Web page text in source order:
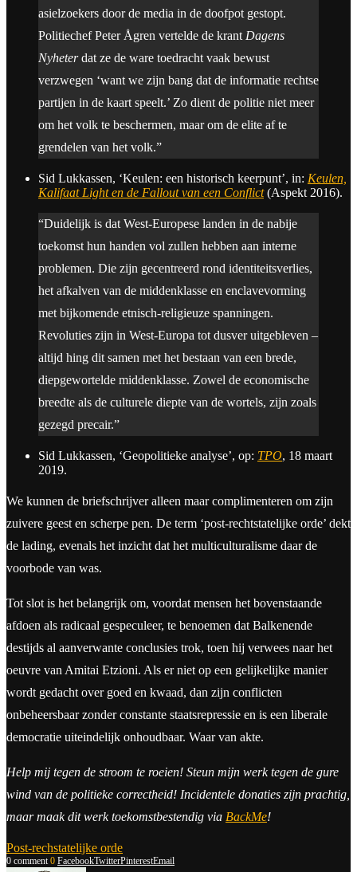
asielzoekers door de media in de doofpot gestopt.
Politiechef Peter Ågren vertelde de krant Dagens
Nyheterdat ze de ware toedracht vaak bewust
verzwegen ‘want we zijn bang dat de informatie rechtse
partijen in de kaart speelt.’ Zo dient de politie niet meer
om het volk te beschermen, maar om de elite af te
grendelen van het volk.”
Sid Lukkassen, ‘Keulen: een historisch keerpunt’, in: Keulen,
Kalifaat Light en de Fallout van een Conflict(Aspekt 2016).
“Duidelijk is dat West-Europese landen in de nabije
toekomst hun handen vol zullen hebben aan interne
problemen. Die zijn gecentreerd rond identiteitsverlies,
het afkalven van de middenklasse en enclavevorming
met bijkomende etnisch-religieuze spanningen.
Revoluties zijn in West-Europa tot dusver uitgebleven –
altijd hing dit samen met het bestaan van een brede,
diepgewortelde middenklasse. Zowel de economische
breedte als de culturele diepte van de wortels, zijn zoals
gezegd precair.”
Sid Lukkassen, ‘Geopolitieke analyse’, op: TPO, 18 maart
2019.
We kunnen de briefschrijver alleen maar complimenteren om zijn
zuivere geest en scherpe pen. De term ‘post-rechtstatelijke orde’ dekt
de lading, evenals het inzicht dat het multiculturalisme daar de
voorbode van was.
Tot slot is het belangrijk om, voordat mensen het bovenstaande
afdoen als radicaal gespeculeer, te benoemen dat Balkenende
destijds al aanverwante conclusies trok, toen hij verwees naar het
oeuvre van Amitai Etzioni. Als er niet op een gelijkelijke manier
wordt gedacht over goed en kwaad, dan zijn conflicten
onbeheersbaar zonder constante staatsrepressie en is een liberale
democratie uiteindelijk onhoudbaar. Waar van akte.
Help mij tegen de stroom te roeien! Steun mijn werk tegen de gure
wind van de politieke correctheid! Incidentele donaties zijn prachtig,
maar maak dit werk toekomstbestendig via BackMe!
Post-rechstatelijke orde
0 comment 0 FacebookTwitterPinterestEmail